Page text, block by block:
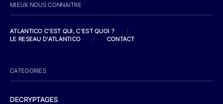
MIEUX NOUS CONNAITRE
ATLANTICO C'EST QUI, C'EST QUOI ?
/
LE RESEAU D'ATLANTICO
/ CONTACT
CATEGORIES
DECRYPTAGES